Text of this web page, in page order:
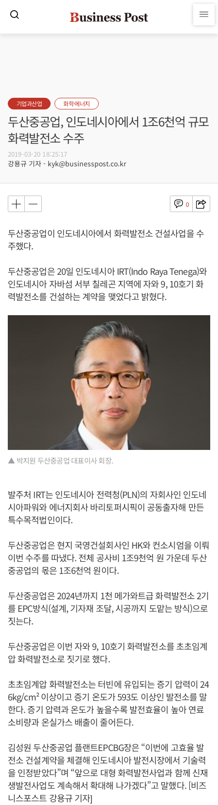
기업과산업 화학·에너지
두산중공업, 인도네시아에서 1조6천억 규모
화력발전소 수주
2019-03-20 18:25:17
강용규 기자 - kyk@businesspost.co.kr
0
두산중공업이 인도네시아에서 화력발전소 건설사업을 수
주했다.
두산중공업은 20일 인도네시아 IRT(Indo Raya Tenega)와
인도네시아 자바섬 서부 칠레곤 지역에 자와 9, 10호기 화
력발전소를 건설하는 계약을 맺었다고 밝혔다.
▲ 박지원 두산중공업 대표이사 회장.
발주처 IRT는 인도네시아 전력청(PLN)의 자회사인 인도네
시아파워와 에너지회사 바리토퍼시픽이 공동출자해 만든
특수목적법인이다.
두산중공업은 현지 국영건설회사인 HK와 컨소시엄을 이뤄
이번 수주를 따냈다. 전체 공사비 1조9천억 원 가운데 두산
중공업의 몫은 1조6천억 원이다.
두산중공업은 2024년까지 1천 메가와트급 화력발전소 2기
를 EPC방식(설계, 기자재 조달, 시공까지 도맡는 방식)으로
짓는다.
두산중공업은 이번 자와 9, 10호기 화력발전소를 초초임계
압 화력발전소로 짓기로 했다.
초초임계압 화력발전소는 터빈에 유입되는 증기 압력이 24
6kg/cm² 이상이고 증기 온도가 593도 이상인 발전소를 말
한다. 증기 압력과 온도가 높을수록 발전효율이 높아 연료
소비량과 온실가스 배출이 줄어든다.
김성원 두산중공업 플랜트EPCBG장은 “이번에 고효율 발
전소 건설계약을 체결해 인도네시아 발전시장에서 기술력
을 인정받았다”며 “앞으로 대형 화력발전사업과 함께 신재
생발전사업도 계속해서 확대해 나가겠다”고 말했다. [비즈
니스포스트 강용규 기자]